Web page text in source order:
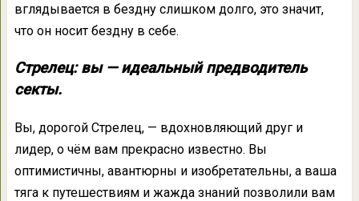
вглядывается в бездну слишком долго, это значит,
что он носит бездну в себе.
Стрелец: вы — идеальный предводитель
секты.
Вы, дорогой Стрелец, — вдохновляющий друг и
лидер, о чём вам прекрасно известно. Вы
оптимистичны, авантюрны и изобретательны, а ваша
тяга к путешествиям и жажда знаний позволили вам